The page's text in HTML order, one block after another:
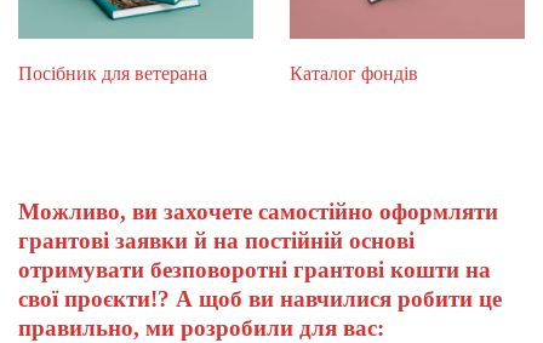
Посібник для ветерана Каталог фондів
Можливо, ви захочете самостійно оформляти
грантові заявки й на постійній основі
отримувати безповоротні грантові кошти на
свої проєкти!? А щоб ви навчилися робити це
правильно, ми розробили для вас: